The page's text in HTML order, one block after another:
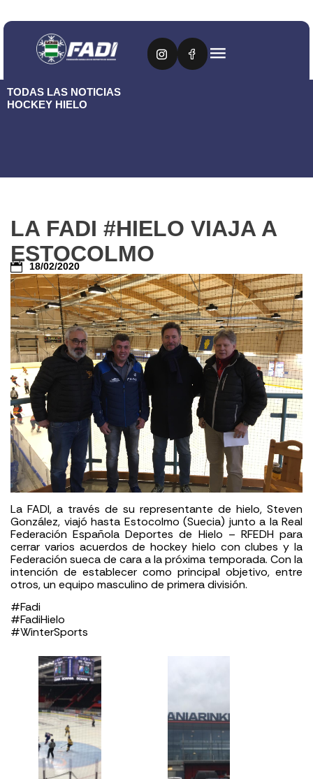
TODAS LAS NOTICIAS
HOCKEY HIELO
LA FADI #HIELO VIAJA A
ESTOCOLMO
18/02/2020
La FADI, a través de su representante de hielo, Steven
González, viajó hasta Estocolmo (Suecia) junto a la Real
Federación Española Deportes de Hielo – RFEDH para
cerrar varios acuerdos de hockey hielo con clubes y la
Federación sueca de cara a la próxima temporada. Con la
intención de establecer como principal objetivo, entre
otros, un equipo masculino de primera división.
#Fadi
#FadiHielo
#WinterSports